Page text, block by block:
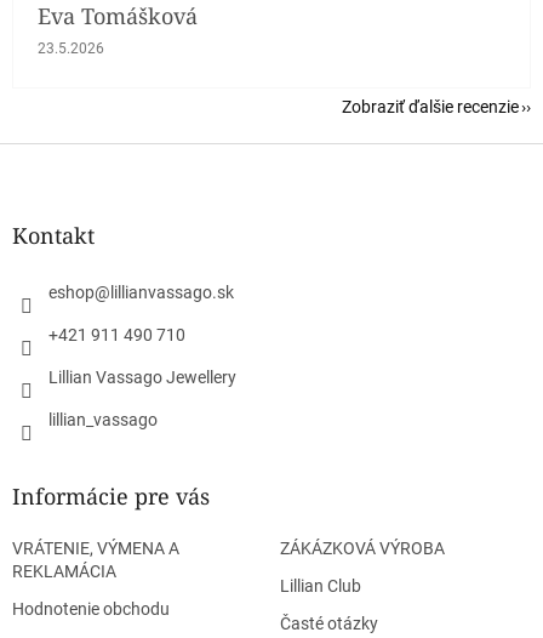
Eva Tomášková
Hodnotenie obchodu je 5 z 5 hviezdičiek.
23.5.2026
Zobraziť ďalšie recenzie
Z
Kontakt
eshop@ lillianvassago.sk
+421 911 490 710
Lillian Vassago Jewellery
lillian_vassago
Informácie pre vás
VRÁTENIE, VÝMENA A
REKLAMÁCIA
Hodnotenie obchodu
ZÁKÁZKOVÁ VÝROBA
Lillian Club
Časté otázky